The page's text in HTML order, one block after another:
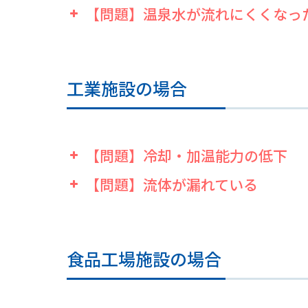
原因
① プレートに汚れが付
【問題】温泉水が流れにくくなっ
工業施設の場合
【問題】冷却・加温能力の低下
原因 プレートに汚れが付着
【問題】流体が漏れている
食品工場施設の場合